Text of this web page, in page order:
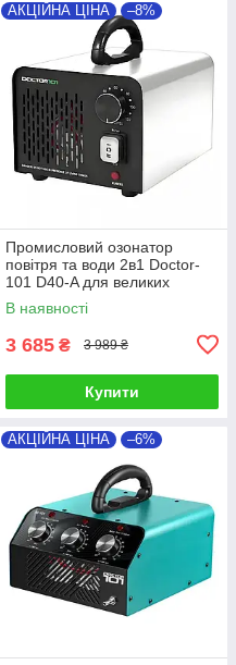
АКЦІЙНА ЦІНА –8%
Промисловий озонатор
повітря та води 2в1 Doctor-
101 D40-A для великих
приміщень. Генератор озону
з високою продуктивністю 40
В наявності
3 685 ₴ 3 989 ₴
Купити
АКЦІЙНА ЦІНА –6%